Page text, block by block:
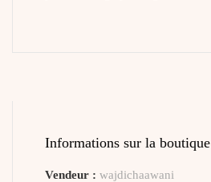
Informations sur la boutique
Vendeur : wajdichaawani